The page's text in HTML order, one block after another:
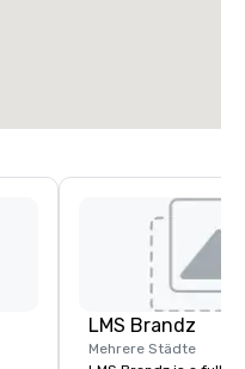
LMS Brandz
Mehrere Städte